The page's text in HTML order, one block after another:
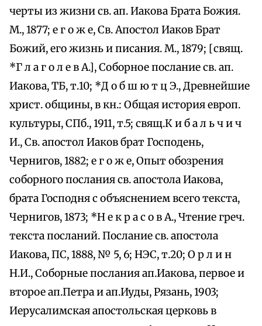
черты из жизни св. ап. Иакова Брата Божия.
М., 1877; е г о ж е, Св. Апостол Иаков Брат
Божий, его жизнь и писания. М., 1879; [свящ.
*Г л а г о л е в А.], Соборное послание св. ап.
Иакова, ТБ, т.10; *Д о б ш ю т ц Э., Древнейшие
христ. общины, в кн.: Общая история европ.
культуры, СПб., 1911, т.5; свящ.К и б а л ь ч и ч
И., Св. апостол Иаков брат Господень,
Чернигов, 1882; е г о ж е, Опыт обозрения
соборного послания св. апостола Иакова,
брата Господня с объяснением всего текста,
Чернигов, 1873; *Н е к р а с о в А., Чтение греч.
текста посланий. Послание св. апостола
Иакова, ПС, 1888, № 5, 6; НЭС, т.20; О р л и н
Н.И., Соборные послания ап.Иакова, первое и
второе ап.Петра и ап.Иуды, Рязань, 1903;
Иерусалимская апостольская церковь в